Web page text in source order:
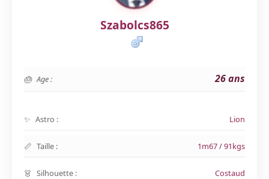
Szabolcs865
Age : 26 ans
Astro : Lion
Taille : 1m67 / 91kgs
Silhouette : Costaud